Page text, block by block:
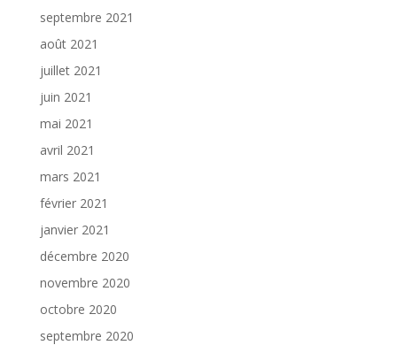
septembre 2021
août 2021
juillet 2021
juin 2021
mai 2021
avril 2021
mars 2021
février 2021
janvier 2021
décembre 2020
novembre 2020
octobre 2020
septembre 2020